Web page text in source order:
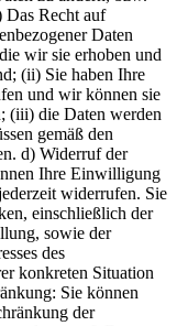
Das Recht auf
Daten
wir sie erhoben und
(ii) Sie haben Ihre
und wir können sie
(iii) die Daten werden
gemäß den
d) Widerruf der
Ihre Einwilligung
widerrufen. Sie
einschließlich der
sowie der
des
konkreten Situation
Sie können
der